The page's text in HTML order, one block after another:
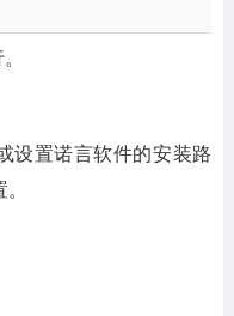
设置诺言软件的安装路